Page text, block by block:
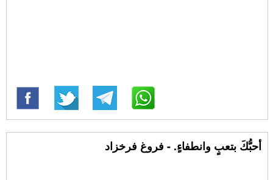
أحبُّكَ بتعبٍ وانطفاءٍ. - فروغ فرخزاد